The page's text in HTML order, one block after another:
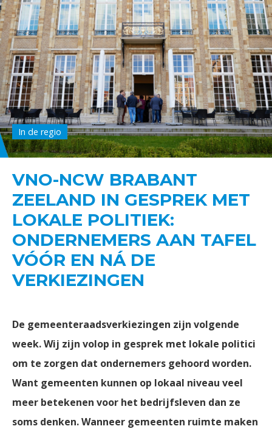
In de regio
VNO-NCW BRABANT
ZEELAND IN GESPREK MET
LOKALE POLITIEK:
ONDERNEMERS AAN TAFEL
VÓÓR EN NÁ DE
VERKIEZINGEN
De gemeenteraadsverkiezingen zijn volgende
week. Wij zijn volop in gesprek met lokale politici
om te zorgen dat ondernemers gehoord worden.
Want gemeenten kunnen op lokaal niveau veel
meer betekenen voor het bedrijfsleven dan ze
soms denken. Wanneer gemeenten ruimte maken